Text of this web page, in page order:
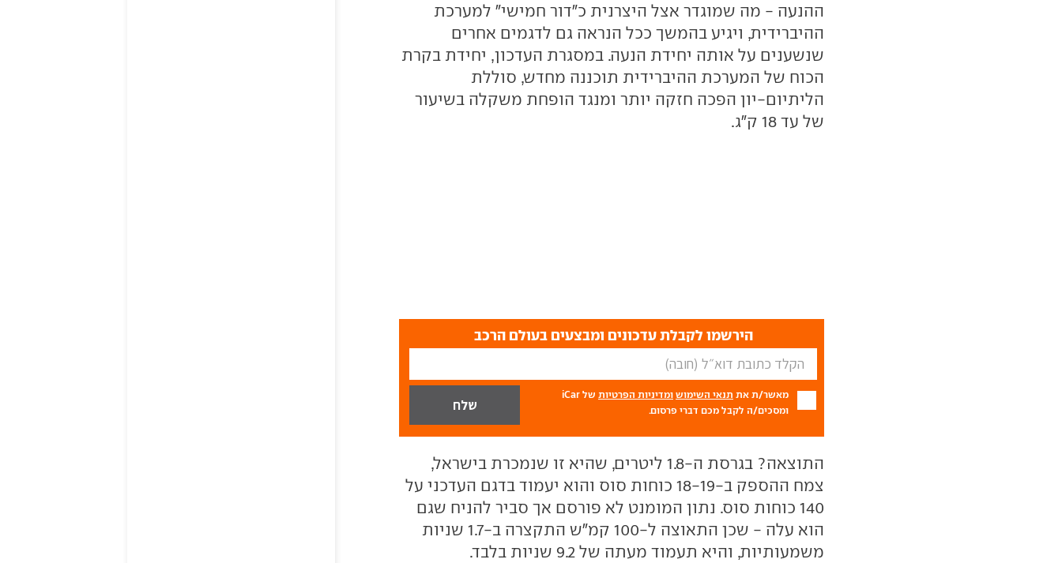
ההנעה - מה שמוגדר אצל היצרנית כ"דור חמישי" למערכת
ההיברידית, ויגיע בהמשך ככל הנראה גם לדגמים אחרים
שנשענים על אותה יחידת הנעה. במסגרת העדכון, יחידת בקרת
הכוח של המערכת ההיברידית תוכננה מחדש, סוללת
הליתיום-יון הפכה חזקה יותר ומנגד הופחת משקלה בשיעור
של עד 18 ק"ג.
הירשמו לקבלת עדכונים ומבצעים בעולם הרכב
מאשר/ת את תנאי השימוש ומדיניות הפרטיות
של iCar
ומסכים/ה לקבל מכם דברי פרסום.
התוצאה? בגרסת ה-1.8 ליטרים, שהיא זו שנמכרת בישראל,
צמח ההספק ב-18-19 כוחות סוס והוא יעמוד בדגם העדכני על
140 כוחות סוס. נתון המומנט לא פורסם אך סביר להניח שגם
הוא עלה - שכן התאוצה ל-100 קמ"ש התקצרה ב-1.7 שניות
משמעותיות, והיא תעמוד מעתה של 9.2 שניות בלבד.